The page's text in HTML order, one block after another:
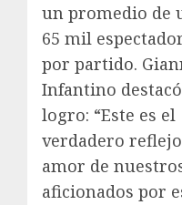
un promedio de
65 mil
por partido.
Infantino
logro: “Este es el
verdadero
amor de
aficionados por